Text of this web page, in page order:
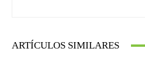
ARTÍCULOS SIMILARES